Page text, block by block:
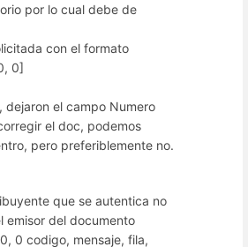
por lo cual debe de
con el formato
0]
dejaron el campo Numero
el doc, podemos
pero preferiblemente no.
que se autentica no
emisor del documento
0, 0codigo, mensaje, fila,